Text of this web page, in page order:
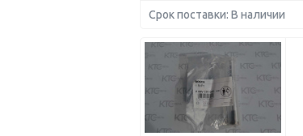
Срок поставки: В наличии